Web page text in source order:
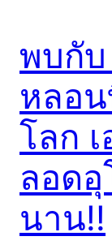
พบกับ
หลอ
โลก
ลอด
นาน!!